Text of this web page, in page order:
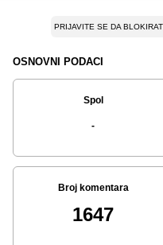
PRIJAVITE SE DA
OSNOVNI PODACI
Spol
-
Broj komentara
1647